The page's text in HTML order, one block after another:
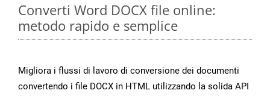
Converti Word DOCX file online:
metodo rapido e semplice
Migliora i flussi di lavoro di conversione dei documenti
convertendo i file DOCX in HTML utilizzando la solida API